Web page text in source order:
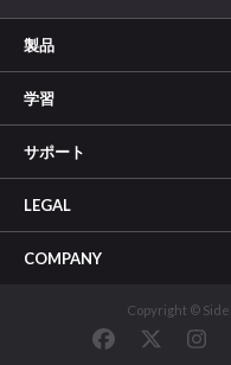
製品
学習
サポート
LEGAL
COMPANY
Copyright ©